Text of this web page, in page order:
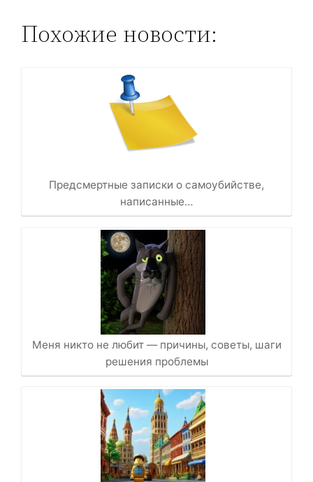
Похожие новости:
Предсмертные записки о самоубийстве,
написанные…
Меня никто не любит — причины, советы, шаги
решения проблемы